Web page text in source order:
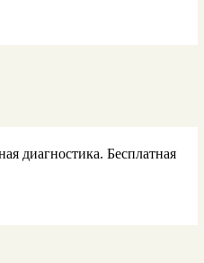
диагностика. Бесплатная